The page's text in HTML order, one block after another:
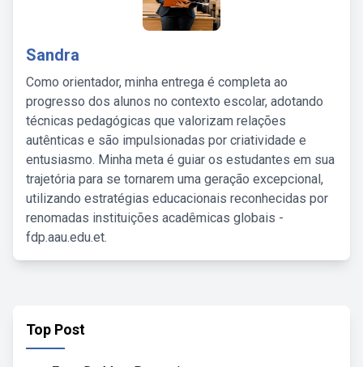
Sandra
Como orientador, minha entrega é completa ao
progresso dos alunos no contexto escolar, adotando
técnicas pedagógicas que valorizam relações
autênticas e são impulsionadas por criatividade e
entusiasmo. Minha meta é guiar os estudantes em sua
trajetória para se tornarem uma geração excepcional,
utilizando estratégias educacionais reconhecidas por
renomadas instituições acadêmicas globais -
fdp.aau.edu.et.
Top Post